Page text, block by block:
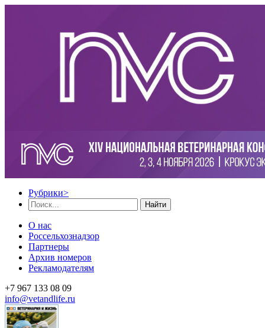
Рубрики>
Найти
О нас
Россельхознадзор
Партнеры
Архив номеров
Рекламодателям
+7 967 133 08 09
info@vetandlife.ru